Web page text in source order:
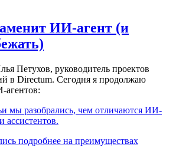
ИИ‑агент (и
Петухов, руководитель проектов
в Directum. Сегодня я продолжаю
агентов:
мы разобрались, чем отличаются ИИ-
ассистентов.
подробнее на преимуществах